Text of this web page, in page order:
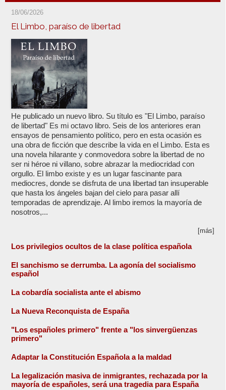
18/06/2026
El Limbo, paraíso de libertad
He publicado un nuevo libro. Su título es "El Limbo, paraíso
de libertad" Es mi octavo libro. Seis de los anteriores eran
ensayos de pensamiento político, pero en esta ocasión es
una obra de ficción que describe la vida en el Limbo. Esta es
una novela hilarante y conmovedora sobre la libertad de no
ser ni héroe ni villano, sobre abrazar la mediocridad con
orgullo. El limbo existe y es un lugar fascinante para
mediocres, donde se disfruta de una libertad tan insuperable
que hasta los ángeles bajan del cielo para pasar allí
temporadas de aprendizaje. Al limbo iremos la mayoría de
nosotros,...
[más]
Los privilegios ocultos de la clase política española
El sanchismo se derrumba. La agonía del socialismo
español
La cobardía socialista ante el abismo
La Nueva Reconquista de España
"Los españoles primero" frente a "los sinvergüenzas
primero"
Adaptar la Constitución Española a la maldad
La legalización masiva de inmigrantes, rechazada por la
mayoría de españoles, será una tragedia para España